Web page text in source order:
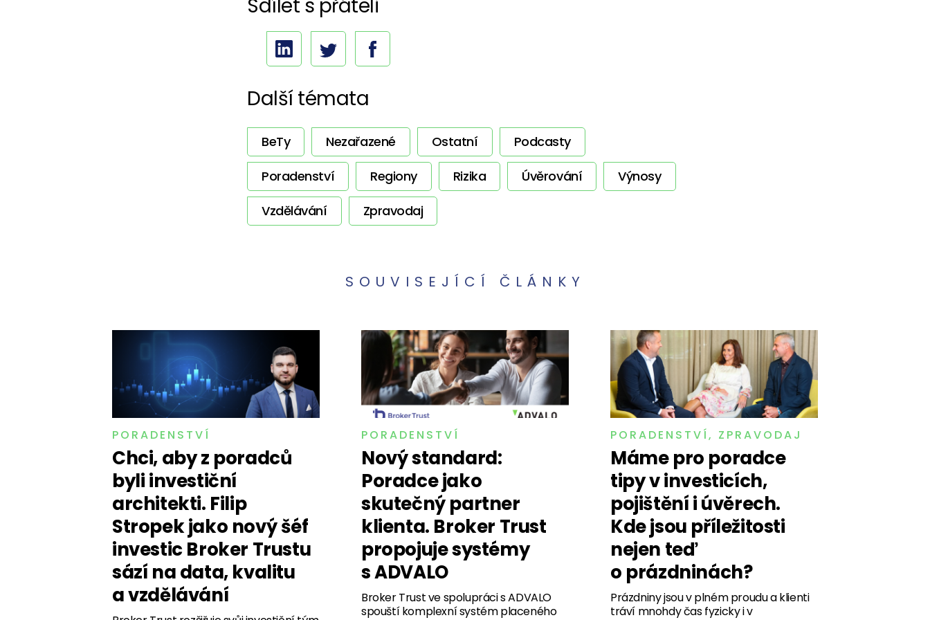
Sdílet s přáteli
Další témata
BeTy Nezařazené Ostatní
Podcasty
Poradenství
Regiony Rizika Úvěrování
Výnosy
Vzdělávání
Zpravodaj
SOUVISEJÍCÍ ČLÁNKY
PORADENSTVÍ
Chci, aby z poradců
byli investiční
architekti. Filip
Stropek jako nový šéf
investic Broker Trustu
sází na data, kvalitu
a vzdělávání
PORADENSTVÍ
Nový standard:
Poradce jako
skutečný partner
klienta. Broker Trust
propojuje systémy
s ADVALO
Broker Trust ve spolupráci s ADVALO
spouští komplexní systém placeného
PORADENSTVÍ, ZPRAVODAJ
Máme pro poradce
tipy v investicích,
pojištění i úvěrech.
Kde jsou příležitosti
nejen teď
o prázdninách?
Prázdniny jsou v plném proudu a klienti
tráví mnohdy čas fyzicky i v